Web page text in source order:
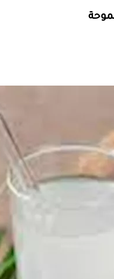
مع ارتفاع درجات الحرارة،